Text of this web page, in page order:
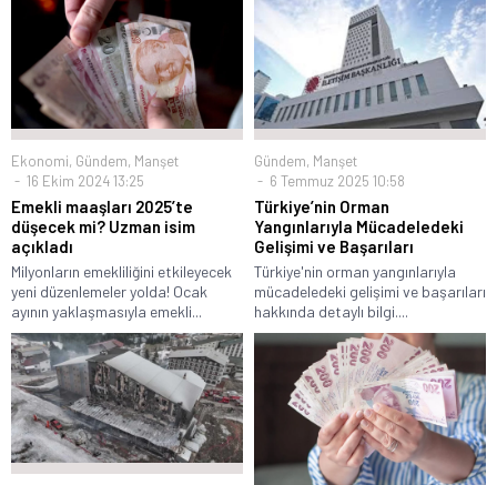
Ekonomi, Gündem, Manşet
16 Ekim 2024 13:25
Emekli maaşları 2025’te
düşecek mi? Uzman isim
açıkladı
Milyonların emekliliğini etkileyecek
yeni düzenlemeler yolda! Ocak
ayının yaklaşmasıyla emekli...
Gündem, Manşet
6 Temmuz 2025 10:58
Türkiye’nin Orman
Yangınlarıyla Mücadeledeki
Gelişimi ve Başarıları
Türkiye'nin orman yangınlarıyla
mücadeledeki gelişimi ve başarıları
hakkında detaylı bilgi....